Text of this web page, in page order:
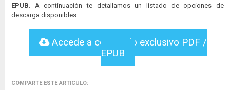
EPUB . A continuación te detallamos un listado de opciones de
descarga disponibles:
Accede a contenido exclusivo PDF /
EPUB
COMPARTE ESTE ARTICULO: